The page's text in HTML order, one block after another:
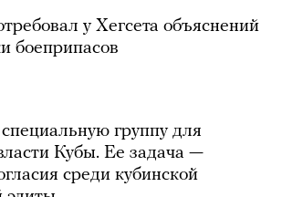
у Хегсета объяснений
боеприпасов
группу для
Кубы. Ее задача —
среди кубинской